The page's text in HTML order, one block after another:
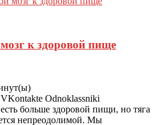
к здоровой пище
Odnoklassniki
больше здоровой пищи, но тяга
непреодолимой. Мы